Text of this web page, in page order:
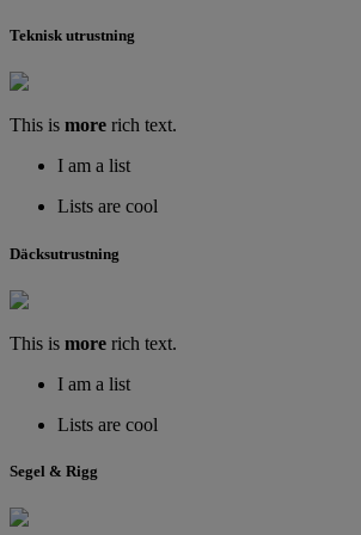
Teknisk utrustning
This is more rich text.
I am a list
Lists are cool
Däcksutrustning
This is more rich text.
I am a list
Lists are cool
Segel & Rigg